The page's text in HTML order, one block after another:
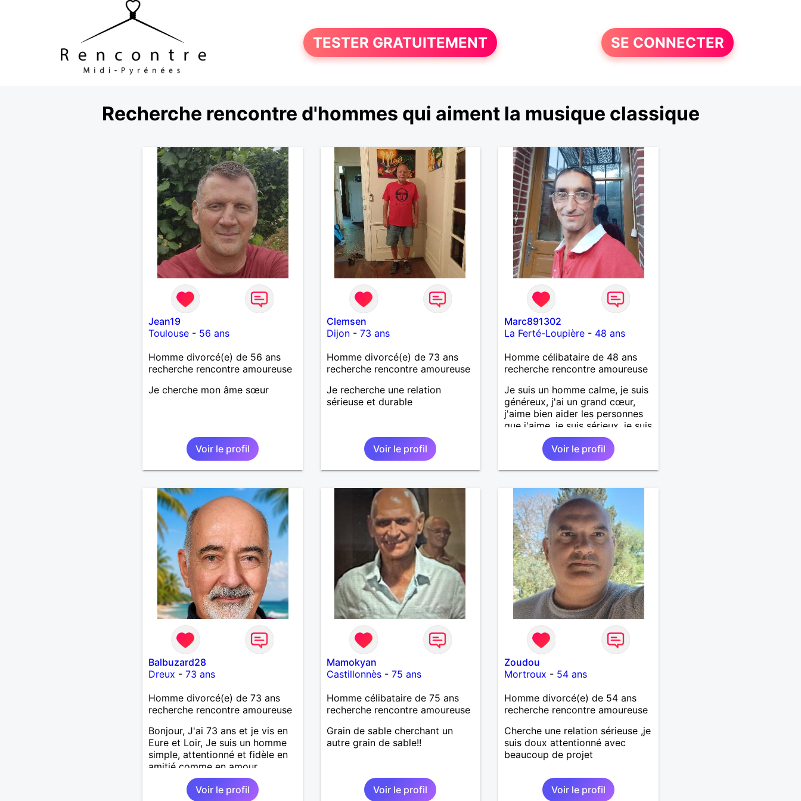
TESTER GRATUITEMENT SE CONNECTER
Recherche rencontre d'hommes qui aiment la musique classique
Jean19
Toulouse- 56 ans
Homme divorcé(e) de 56 ans
recherche rencontre amoureuse
Je cherche mon âme sœur
Voir le profil
Clemsen
Dijon- 73 ans
Homme divorcé(e) de 73 ans
recherche rencontre amoureuse
Je recherche une relation
sérieuse et durable
Voir le profil
Marc891302
La Ferté-Loupière - 48 ans
Homme célibataire de 48 ans
recherche rencontre amoureuse
Je suis un homme calme, je suis
généreux, j'ai un grand cœur,
j'aime bien aider les personnes
que j'aime, je suis sérieux, je suis
sincère, je suis honnête, j'aime
pas qu'on joue avec moi et
j'aime pas les mensonges. Je
cherche une relation amoureuse
Voir le profil
Balbuzard28
Dreux - 73 ans
Homme divorcé(e) de 73 ans
recherche rencontre amoureuse
Bonjour, J'ai 73 ans et je vis en
Eure et Loir, Je suis un homme
simple, attentionné et fidèle en
amitié comme en amour.
J'apprécie les petits bonheurs
du quotidien; une promenade,
Voir le profil
Mamokyan
Castillonnès- 75 ans
Homme célibataire de 75 ans
recherche rencontre amoureuse
Grain de sable cherchant un
autre grain de sable!!
Voir le profil
Zoudou
Mortroux - 54 ans
Homme divorcé(e) de 54 ans
recherche rencontre amoureuse
Cherche une relation sérieuse ,je
suis doux attentionné avec
beaucoup de projet
Voir le profil